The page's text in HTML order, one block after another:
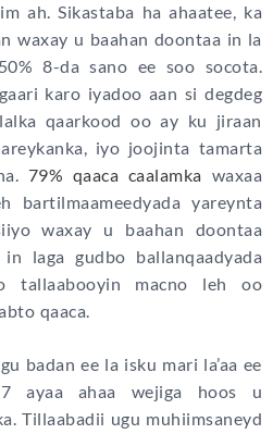
ah. Sikastaba ha ahaatee, ka
waxay u baahan doontaa in la
8-da sano ee soo socota.
karo iyadoo aan si degdeg
qaarkood oo ay ku jiraan
iyo joojinta tamarta
79% qaaca caalamka waxaa
bartilmaameedyada yareynta
waxay u baahan doontaa
laga gudbo ballanqaadyada
tallaabooyin macno leh oo
qaaca.
badan ee la isku mari la’aa ee
ayaa ahaa wejiga hoos u
Tillaabadii ugu muhiimsaneyd